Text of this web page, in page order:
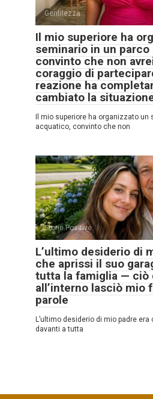
Gentilezza
Il mio superiore ha
seminario in un
convinto che non
coraggio di
reazione ha
cambiato la
Il mio superiore ha organizzato
acquatico, convinto che non
Storie Positive
L’ultimo desiderio di
che aprissi il suo
tutta la famiglia — ciò
all’interno lasciò mio
parole
L’ultimo desiderio di mio padre
davanti a tutta